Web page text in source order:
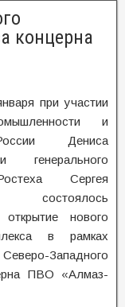
концерна
при участии
и
Дениса
генерального
Сергея
открытие нового
в рамках
Северо-Западного
ПВО «Алмаз-